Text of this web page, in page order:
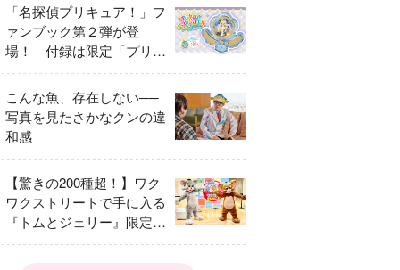
「名探偵プリキュア！」フ
ァンブック第２弾が登
場！ 付録は限定「プリキ
ュアマコトジュエル キュ
アアルカナ・シャドウ ア
イスver.」 キュアエクレ
ールを大特集！
こんな魚、存在しない──
写真を見たさかなクンの違
和感
【驚きの200種超！】ワク
ワクストリートで手に入る
『トムとジェリー』限定グ
ッズ特集